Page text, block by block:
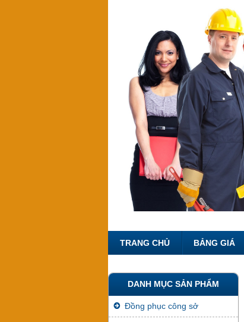
TRANG CHỦ BẢNG GIÁ
DANH MỤC SẢN PHẨM
Đồng phục công sở